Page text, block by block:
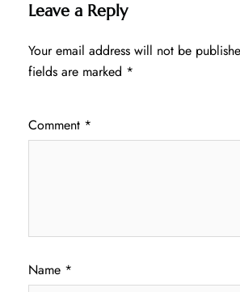
Leave a Reply
Your email address will not be
fields are marked *
Comment *
Name *